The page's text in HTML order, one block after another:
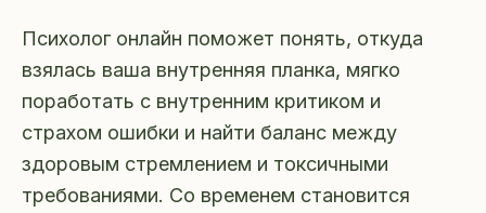
Психолог онлайн поможет понять, откуда
взялась ваша внутренняя планка, мягко
поработать с внутренним критиком и
страхом ошибки и найти баланс между
здоровым стремлением и токсичными
требованиями. Со временем становится